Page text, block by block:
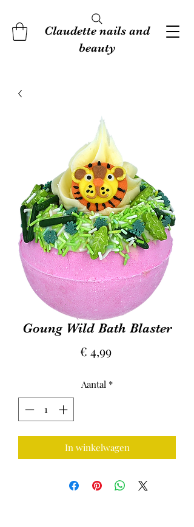
Claudette nails and
beauty
Goung Wild Bath Blaster
€ 4,99Prijs
Aantal *
In winkelwagen